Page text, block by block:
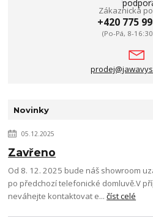
Zákaznická
+420 775
(Po-Pá, 8-
Novinky
05.12.2025
Zavřeno
Od 8. 12. 2025 bude náš showroom
po předchozí telefonické domluvě.V
neváhejte kontaktovat e...číst celé